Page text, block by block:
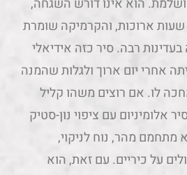
ארוכות, והקרמיקה שומרת
רבה. סיר כזה אידיאלי
אחרי יום ארוך ולגלות שהמנה
לו. אם רוצים משהו קליל
אלומיניום עם ציפוי נון-סטיק
מתחמם מהר, נוח לניקוי,
על כיריים. עם זאת, הוא